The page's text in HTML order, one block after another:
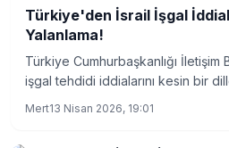
Türkiye'den İsrail İşgal
Yalanlama!
Türkiye Cumhurbaşkanlığı İletişim
işgal tehdidi iddialarını kesin bir
Mert13 Nisan 2026, 19:01